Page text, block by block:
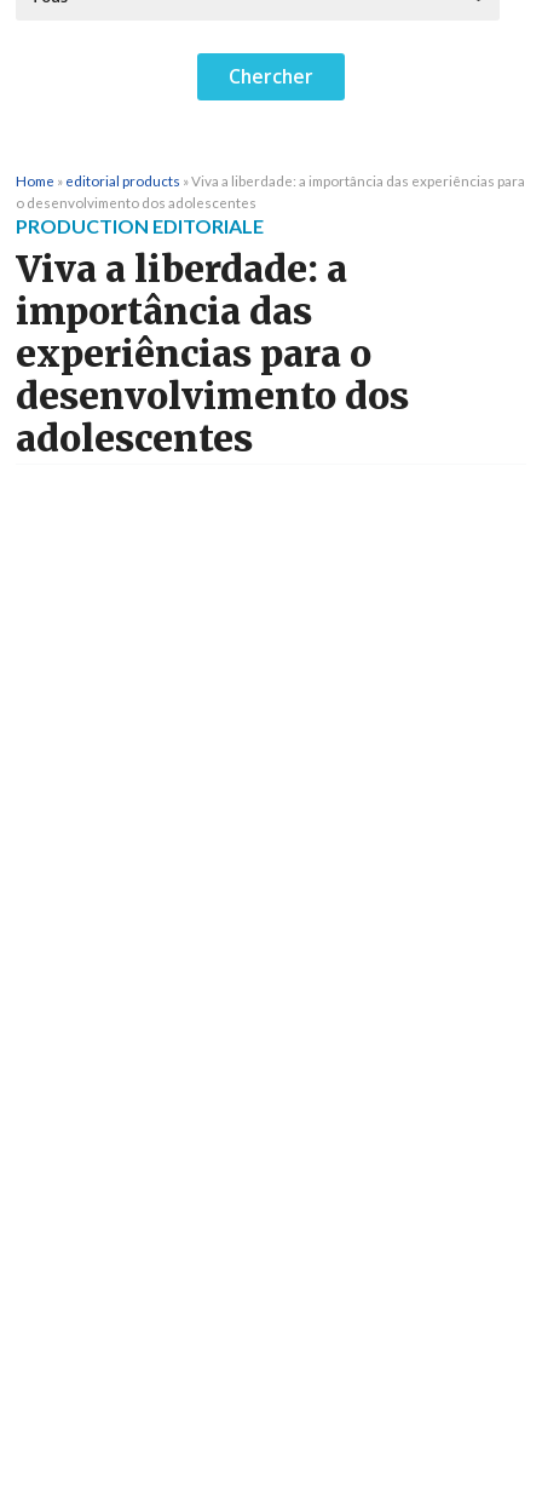
Home » editorial products »Viva a liberdade: a importância das experiências para
o desenvolvimento dos adolescentes
PRODUCTION EDITORIALE
Viva a liberdade: a
importância das
experiências para o
desenvolvimento dos
adolescentes